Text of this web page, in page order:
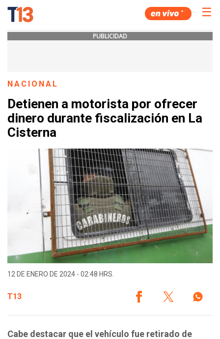
☰
PUBLICIDAD
NACIONAL
Detienen a motorista por ofrecer
dinero durante fiscalización en La
Cisterna
12 DE ENERO DE 2024 - 02:48 HRS.
T13
Cabe destacar que el vehículo fue retirado de